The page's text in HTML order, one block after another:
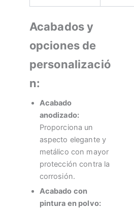
Acabados y
opciones de
personalizació
n:
Acabado
anodizado:
Proporciona un
aspecto elegante y
metálico con mayor
protección contra la
corrosión.
Acabado con
pintura en polvo: